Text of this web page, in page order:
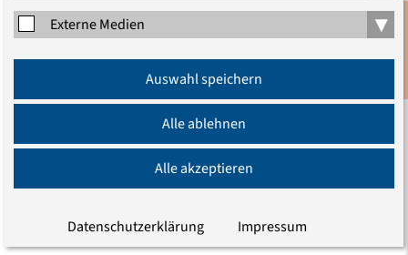
E U - K o m m i s s a r, J a n F i g e l,
diskutieren wollen.
Hierzu laden wir Sie herzlich ein!
Education in Europa (CoGREE)
Anmeldung
Externe Medien ▾
Auswahl speichern
Alle ablehnen
Alle akzeptieren
Datenschutzerklärung Impressum